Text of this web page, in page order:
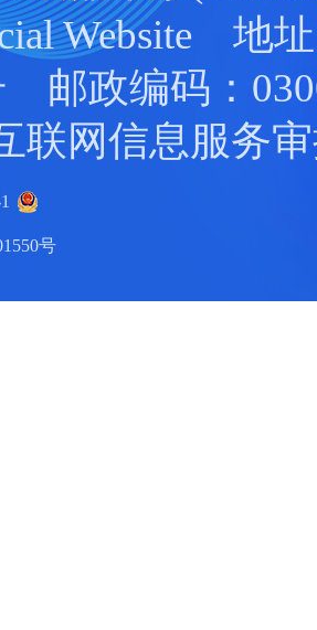
Website 地
邮政编码：
联网信息服务
号